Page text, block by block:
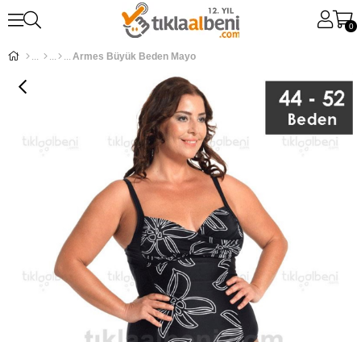
0
Armes Büyük Beden Mayo